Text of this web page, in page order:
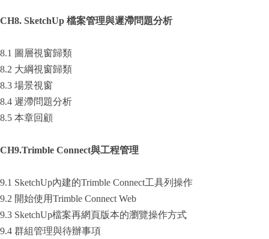
CH8. SketchUp 檔案管理與遲滯問題分析
8.1 圖層視窗歸類
8.2 大綱視窗歸類
8.3 場景視窗
8.4 遲滯問題分析
8.5 本章回顧
CH9.Trimble Connect與工程管理
9.1 SketchUp內建的Trimble Connect工具列操作
9.2 開始使用Trimble Connect Web
9.3 SketchUp檔案再網頁版本的瀏覽操作方式
9.4 群組管理與待辦事項